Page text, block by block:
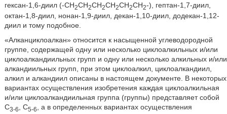
гексан-1,6-диил (-CH2CH2CH2CH2CH2CH2-), гептан-1,7-диил,
октан-1,8-диил, нонан-1,9-диил, декан-1,10-диил, додекан-1,12-
диил и тому подобное.
«Алканциклоалкан» относится к насыщенной углеводородной
группе, содержащей одну или несколько циклоалкильных и/или
циклоалкандиильных групп и одну или несколько алкильных и/или
алкандиильных групп, при этом циклоалкил, циклоалкандиил,
алкил и алкандиил описаны в настоящем документе. В некоторых
вариантах осуществления изобретения каждая циклоалкильная
и/или циклоалкандиильная группа (группы) представляет собой
C3-6, C5-6, а в определенных вариантах осуществления